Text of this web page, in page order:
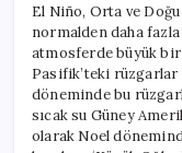
El Niño, Orta ve
normalden daha fazla
atmosferde büyük
Pasifik’teki rüzgarlar
döneminde bu
sıcak su Güney
olarak Noel